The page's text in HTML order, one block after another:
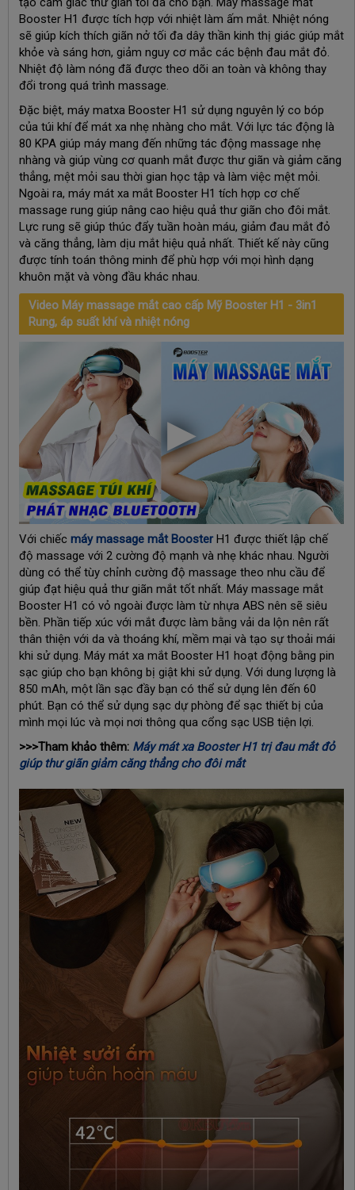
Booster H1 được tích hợp với nhiệt làm ấm mắt. Nhiệt nóng
sẽ giúp kích thích giãn nở tối đa dây thần kinh thị giác giúp mắt
khỏe và sáng hơn, giảm nguy cơ mắc các bệnh đau mắt đỏ. ​
Nhiệt độ làm nóng đã được theo dõi an toàn và không thay
đổi trong quá trình massage.
Đặc biệt, máy matxa Booster H1 sử dụng nguyên lý co bóp
của túi khí để mát xa nhẹ nhàng cho mắt. Với lực tác động là
80 KPA giúp máy mang đến những tác động massage nhẹ
nhàng và giúp vùng cơ quanh mắt được thư giãn và giảm căng
thẳng, mệt mỏi sau thời gian học tập và làm việc mệt mỏi.
Ngoài ra, máy mát xa mắt Booster H1 tích hợp cơ chế
massage rung giúp nâng cao hiệu quả thư giãn cho đôi mắt.
Lực rung sẽ giúp thúc đẩy tuần hoàn máu, giảm đau mắt đỏ
và căng thẳng, làm dịu mắt hiệu quả nhất. Thiết kế này cũng
được tính toán thông minh để phù hợp với mọi hình dạng
khuôn mặt và vòng đầu khác nhau.
Video Máy massage mắt cao cấp Mỹ Booster H1 - 3in1
Rung, áp suất khí và nhiệt nóng
Với chiếc máy massage mắt BoosterH1 được thiết lập chế
độ massage với 2 cường độ mạnh và nhẹ khác nhau. Người
dùng có thể tùy chỉnh cường độ massage theo nhu cầu để
giúp đạt hiệu quả thư giãn mắt tốt nhất. Máy massage mắt
Booster H1 có vỏ ngoài được làm từ nhựa ABS nên sẽ siêu
bền. Phần tiếp xúc với mắt được làm bằng vải da lộn nên rất
thân thiện với da và thoáng khí, mềm mại và tạo sự thoải mái
khi sử dụng. Máy mát xa mắt Booster H1 hoạt động bằng pin
sạc giúp cho bạn không bị giật khi sử dụng. Với dung lượng là
850 mAh, một lần sạc đầy bạn có thể sử dụng lên đến 60
phút. Bạn có thể sử dụng sạc dự phòng để sạc thiết bị của
mình mọi lúc và mọi nơi thông qua cổng sạc USB tiện lợi.
>>>Tham khảo thêm: Máy mát xa Booster H1 trị đau mắt đỏ
giúp thư giãn giảm căng thẳng cho đôi mắt